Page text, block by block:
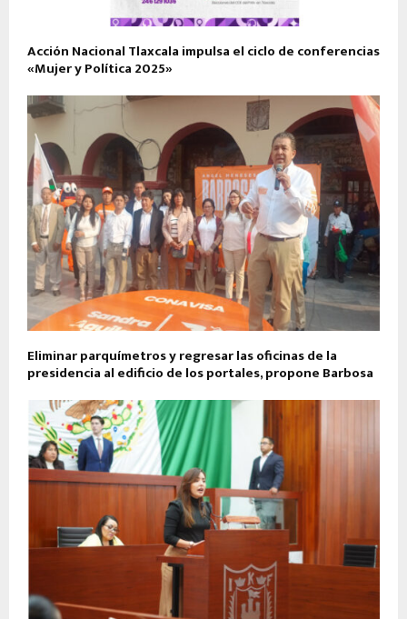
Acción Nacional Tlaxcala impulsa el ciclo de conferencias
«Mujer y Política 2025»
Eliminar parquímetros y regresar las oficinas de la
presidencia al edificio de los portales, propone Barbosa